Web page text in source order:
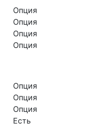
Опция
Опция
Опция
Опция
Опция
Опция
Опция
Есть